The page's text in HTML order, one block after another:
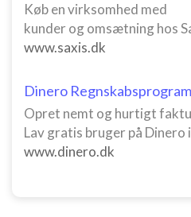
Køb en virksomhed med
kunder og omsætning hos
www.saxis.dk
Dinero Regnskabsprogram
Opret nemt og hurtigt
Lav gratis bruger på Dinero
www.dinero.dk
IAB Special Features:
Bruge præcise geografiske
placeringsoplysninger
Identificere enheder baseret
anmodede oplysninger
Ikke-IAB-behandlingsformål:
Nødvendig